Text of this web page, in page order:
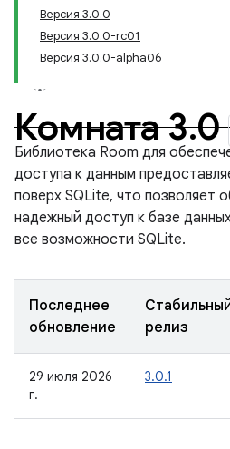
Версия 3.0.0
Версия 3.0.0-rc01
Версия 3.0.0-alpha06
Комната 3.0
Библиотека Room для
доступа к данным
поверх SQLite, что позволяет
надежный доступ к базе
все возможности SQLite.
Последнее
обновление
релиз
29 июля 2026
г.
3.0.1